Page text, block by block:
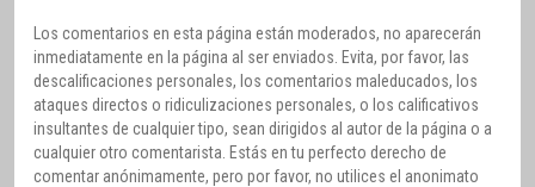
Los comentarios en esta página están moderados, no aparecerán
inmediatamente en la página al ser enviados. Evita, por favor, las
descalificaciones personales, los comentarios maleducados, los
ataques directos o ridiculizaciones personales, o los calificativos
insultantes de cualquier tipo, sean dirigidos al autor de la página o a
cualquier otro comentarista. Estás en tu perfecto derecho de
comentar anónimamente, pero por favor, no utilices el anonimato